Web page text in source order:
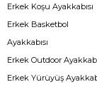
Erkek Koşu Ayakkabısı
Erkek Basketbol
Ayakkabısı
Erkek Outdoor
Erkek Yürüyüş